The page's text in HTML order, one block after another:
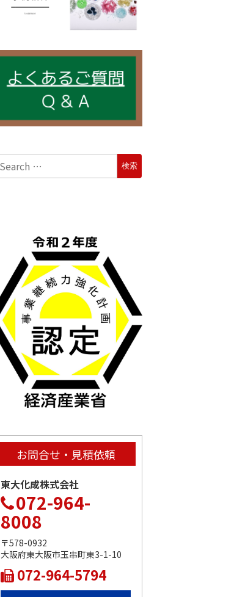
お問合せ・見積依頼
東大化成株式会社
072-964-
8008
〒578-0932
大阪府東大阪市玉串町東3-1-10
072-964-5794